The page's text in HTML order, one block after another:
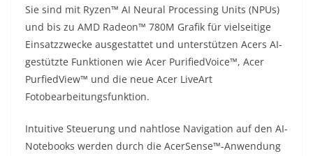
Sie sind mit Ryzen™ AI Neural Processing Units (NPUs)
und bis zu AMD Radeon™ 780M Grafik für vielseitige
Einsatzzwecke ausgestattet und unterstützen Acers AI-
gestützte Funktionen wie Acer PurifiedVoice™, Acer
PurfiedView™ und die neue Acer LiveArt
Fotobearbeitungsfunktion.
Intuitive Steuerung und nahtlose Navigation auf den AI-
Notebooks werden durch die AcerSense™-Anwendung